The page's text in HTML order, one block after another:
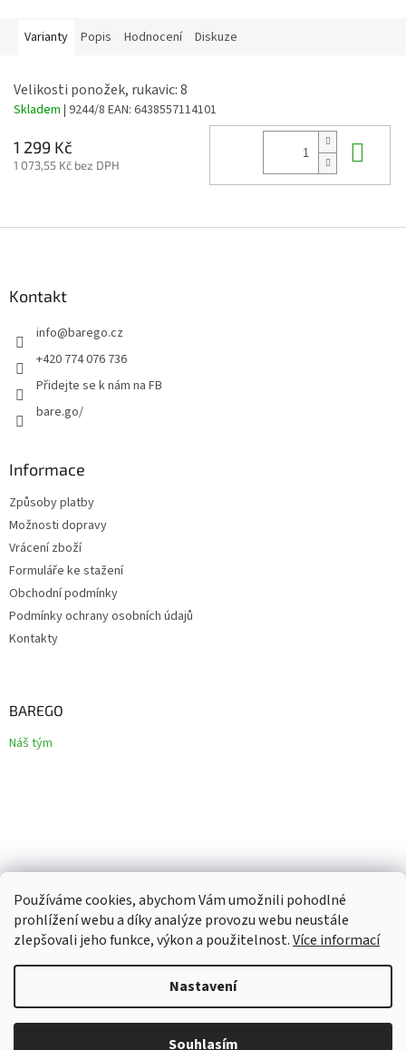
Používáme cookies, abychom Vám umožnili pohodlné
prohlížení webu a díky analýze provozu webu neustále
zlepšovali jeho funkce, výkon a použitelnost.Více informací
Nastavení
Souhlasím
Varianty Popis Hodnocení Diskuze
Velikosti ponožek, rukavic: 8
Skladem | 9244/8 EAN: 6438557114101
1 299 Kč
1 073,55 Kč bez DPH
Kontakt
info@barego.cz
+420 774 076 736
Přidejte se k nám na FB
bare.go/
Informace
Způsoby platby
Možnosti dopravy
Vrácení zboží
Formuláře ke stažení
Obchodní podmínky
Podmínky ochrany osobních údajů
Kontakty
BAREGO
Náš tým
Copyright 2026Barego. Všechna práva vyhrazena.Upravit
nastavení cookies